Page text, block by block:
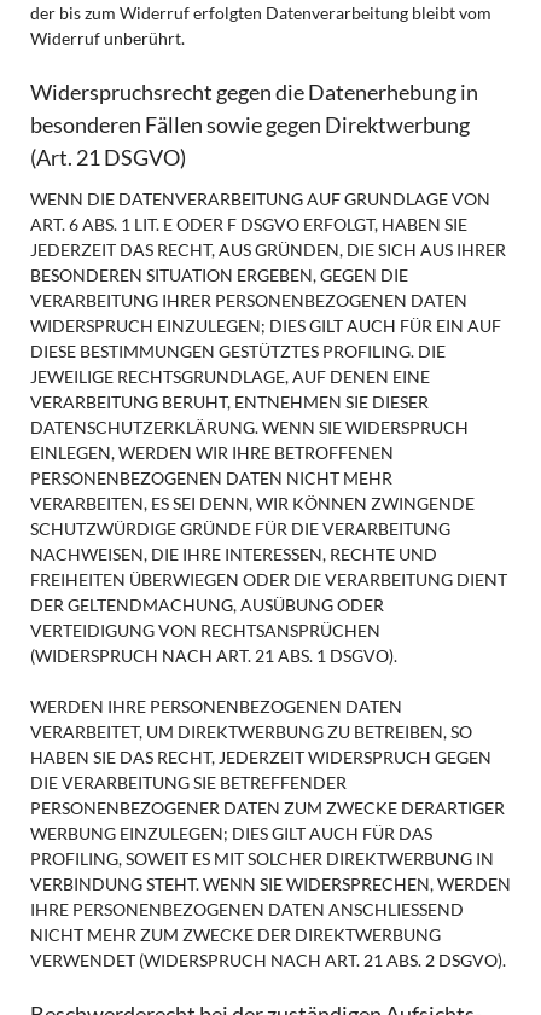
der bis zum Widerruf erfolgten Datenverarbeitung bleibt vom
Widerruf unberührt.
Widerspruchsrecht gegen die Datenerhebung in
besonderen Fällen sowie gegen Direktwerbung
(Art. 21 DSGVO)
WENN DIE DATENVERARBEITUNG AUF GRUNDLAGE VON
ART. 6 ABS. 1 LIT. E ODER F DSGVO ERFOLGT, HABEN SIE
JEDERZEIT DAS RECHT, AUS GRÜNDEN, DIE SICH AUS IHRER
BESONDEREN SITUATION ERGEBEN, GEGEN DIE
VERARBEITUNG IHRER PERSONENBEZOGENEN DATEN
WIDERSPRUCH EINZULEGEN; DIES GILT AUCH FÜR EIN AUF
DIESE BESTIMMUNGEN GESTÜTZTES PROFILING. DIE
JEWEILIGE RECHTSGRUNDLAGE, AUF DENEN EINE
VERARBEITUNG BERUHT, ENTNEHMEN SIE DIESER
DATENSCHUTZERKLÄRUNG. WENN SIE WIDERSPRUCH
EINLEGEN, WERDEN WIR IHRE BETROFFENEN
PERSONENBEZOGENEN DATEN NICHT MEHR
VERARBEITEN, ES SEI DENN, WIR KÖNNEN ZWINGENDE
SCHUTZWÜRDIGE GRÜNDE FÜR DIE VERARBEITUNG
NACHWEISEN, DIE IHRE INTERESSEN, RECHTE UND
FREIHEITEN ÜBERWIEGEN ODER DIE VERARBEITUNG DIENT
DER GELTENDMACHUNG, AUSÜBUNG ODER
VERTEIDIGUNG VON RECHTSANSPRÜCHEN
(WIDERSPRUCH NACH ART. 21 ABS. 1 DSGVO).
WERDEN IHRE PERSONENBEZOGENEN DATEN
VERARBEITET, UM DIREKTWERBUNG ZU BETREIBEN, SO
HABEN SIE DAS RECHT, JEDERZEIT WIDERSPRUCH GEGEN
DIE VERARBEITUNG SIE BETREFFENDER
PERSONENBEZOGENER DATEN ZUM ZWECKE DERARTIGER
WERBUNG EINZULEGEN; DIES GILT AUCH FÜR DAS
PROFILING, SOWEIT ES MIT SOLCHER DIREKTWERBUNG IN
VERBINDUNG STEHT. WENN SIE WIDERSPRECHEN, WERDEN
IHRE PERSONENBEZOGENEN DATEN ANSCHLIESSEND
NICHT MEHR ZUM ZWECKE DER DIREKTWERBUNG
VERWENDET (WIDERSPRUCH NACH ART. 21 ABS. 2 DSGVO).